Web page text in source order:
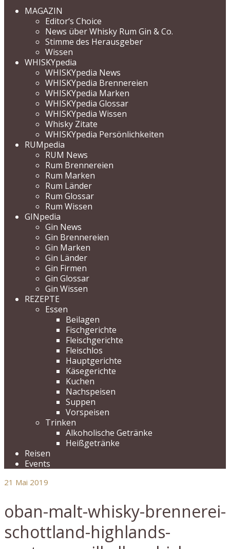
MAGAZIN
Editor‘s Choice
News über Whisky Rum Gin & Co.
Stimme des Herausgeber
Wissen
WHISKYpedia
WHISKYpedia News
WHISKYpedia Brennereien
WHISKYpedia Marken
WHISKYpedia Glossar
WHISKYpedia Wissen
Whisky Zitate
WHISKYpedia Persönlichkeiten
RUMpedia
RUM News
Rum Brennereien
Rum Marken
Rum Länder
Rum Glossar
Rum Wissen
GINpedia
Gin News
Gin Brennereien
Gin Marken
Gin Länder
Gin Firmen
Gin Glossar
Gin Wissen
REZEPTE
Essen
Beilagen
Fischgerichte
Fleischgerichte
Fleischlos
Hauptgerichte
Käsegerichte
Kuchen
Nachspeisen
Suppen
Vorspeisen
Trinken
Alkoholische Getränke
Heißgetränke
Reisen
Events
21 Mai 2019
oban-malt-whisky-brennerei-
schottland-highlands-